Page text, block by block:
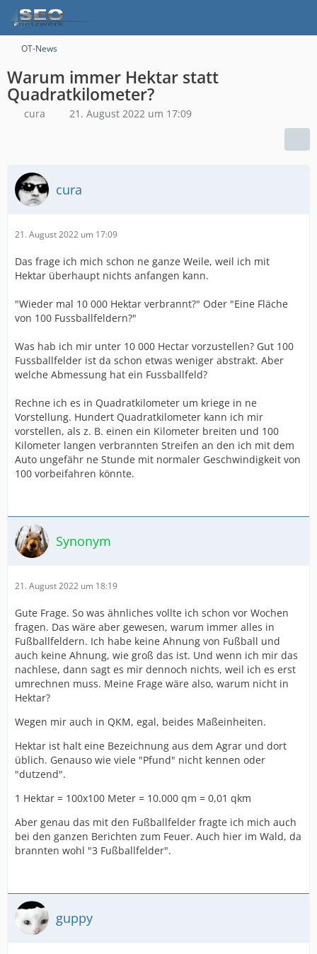
OT-News
Warum immer Hektar statt
Quadratkilometer?
cura 21. August 2022 um 17:09
cura
21. August 2022 um 17:09
Das frage ich mich schon ne ganze Weile, weil ich mit
Hektar überhaupt nichts anfangen kann.
"Wieder mal 10 000 Hektar verbrannt?" Oder "Eine Fläche
von 100 Fussballfeldern?"
Was hab ich mir unter 10 000 Hectar vorzustellen? Gut 100
Fussballfelder ist da schon etwas weniger abstrakt. Aber
welche Abmessung hat ein Fussballfeld?
Rechne ich es in Quadratkilometer um kriege in ne
Vorstellung. Hundert Quadratkilometer kann ich mir
vorstellen, als z. B. einen ein Kilometer breiten und 100
Kilometer langen verbrannten Streifen an den ich mit dem
Auto ungefähr ne Stunde mit normaler Geschwindigkeit von
100 vorbeifahren könnte.
Synonym
21. August 2022 um 18:19
Gute Frage. So was ähnliches vollte ich schon vor Wochen
fragen. Das wäre aber gewesen, warum immer alles in
Fußballfeldern. Ich habe keine Ahnung von Fußball und
auch keine Ahnung, wie groß das ist. Und wenn ich mir das
nachlese, dann sagt es mir dennoch nichts, weil ich es erst
umrechnen muss. Meine Frage wäre also, warum nicht in
Hektar?
Wegen mir auch in QKM, egal, beides Maßeinheiten.
Hektar ist halt eine Bezeichnung aus dem Agrar und dort
üblich. Genauso wie viele "Pfund" nicht kennen oder
"dutzend".
1 Hektar = 100x100 Meter = 10.000 qm = 0,01 qkm
Aber genau das mit den Fußballfelder fragte ich mich auch
bei den ganzen Berichten zum Feuer. Auch hier im Wald, da
brannten wohl "3 Fußballfelder".
guppy